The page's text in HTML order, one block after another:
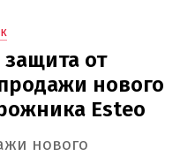
от
нового
Esteo
нового